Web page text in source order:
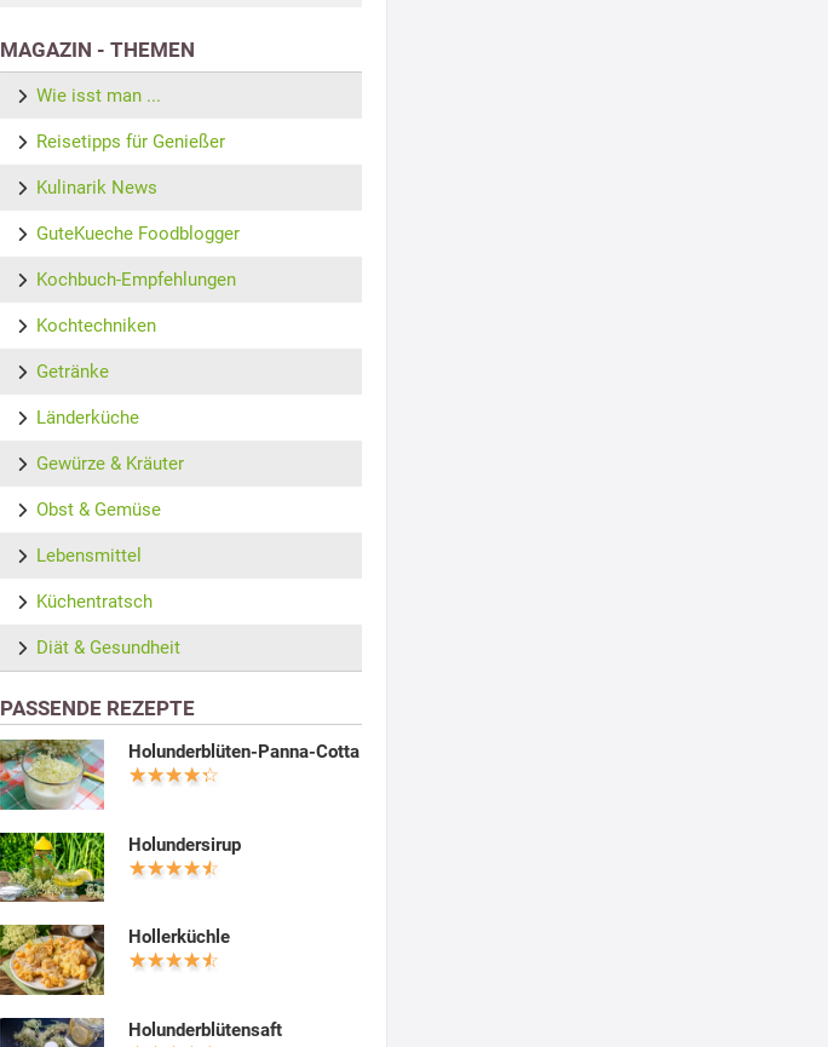
MAGAZIN - THEMEN
Wie isst man ...
Reisetipps für Genießer
Kulinarik News
GuteKueche Foodblogger
Kochbuch-Empfehlungen
Kochtechniken
Getränke
Länderküche
Gewürze & Kräuter
Obst & Gemüse
Lebensmittel
Küchentratsch
Diät & Gesundheit
PASSENDE REZEPTE
Holunderblüten-Panna-Cotta
Holundersirup
Hollerküchle
Holunderblütensaft